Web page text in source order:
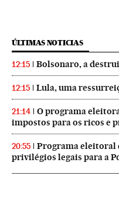
ÚLTIMAS NOTICIAS
12:15 Bolsonaro, a
12:15 Lula, uma
21:14
O programa
impostos para os ricos e
20:55
Programa eleitoral
privilégios legais para a